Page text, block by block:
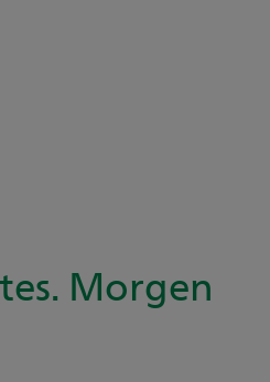
Morgen